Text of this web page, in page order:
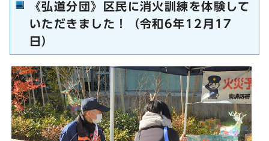
《弘道分団》区民に消火訓練を体験して
いただきました！（令和6年12月17
日）